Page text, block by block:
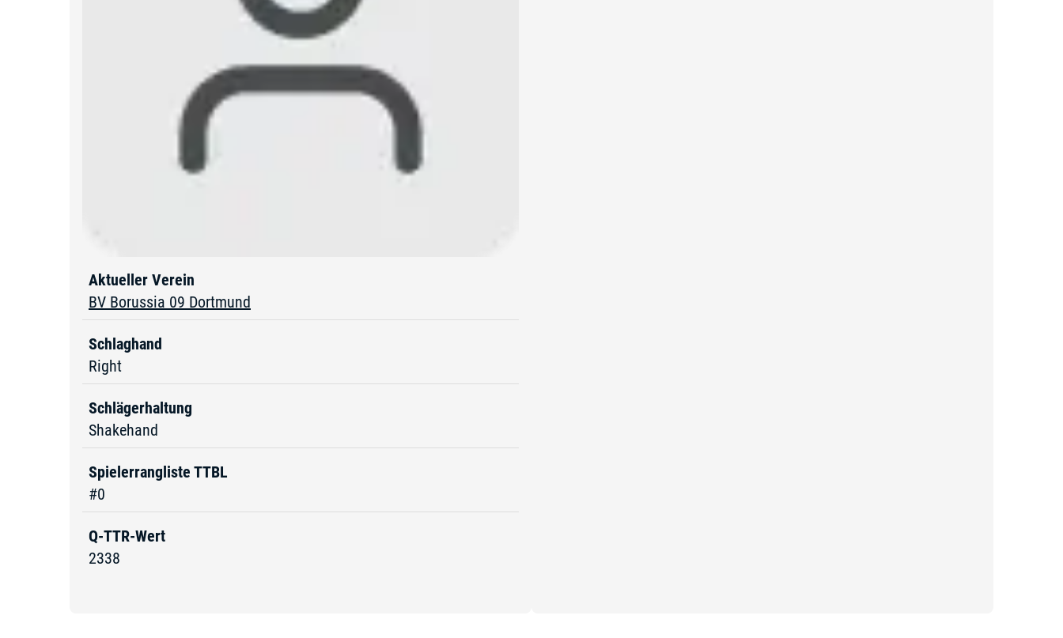
Aktueller Verein
BV Borussia 09 Dortmund
Schlaghand
Right
Schlägerhaltung
Shakehand
Spielerrangliste TTBL
#0
Q-TTR-Wert
2338